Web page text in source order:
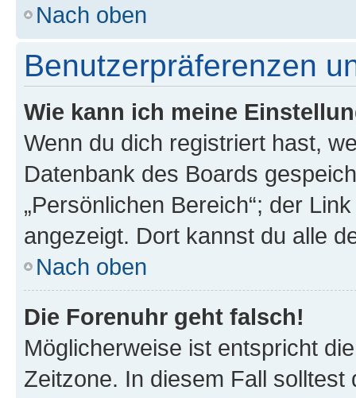
Nach oben
Benutzerpräferenzen
Wie kann ich meine
Wenn du dich registriert hast,
Datenbank des Boards
„Persönlichen Bereich“; der
angezeigt. Dort kannst du alle
Nach oben
Die Forenuhr geht falsch!
Möglicherweise ist entspricht
Zeitzone. In diesem Fall solltest